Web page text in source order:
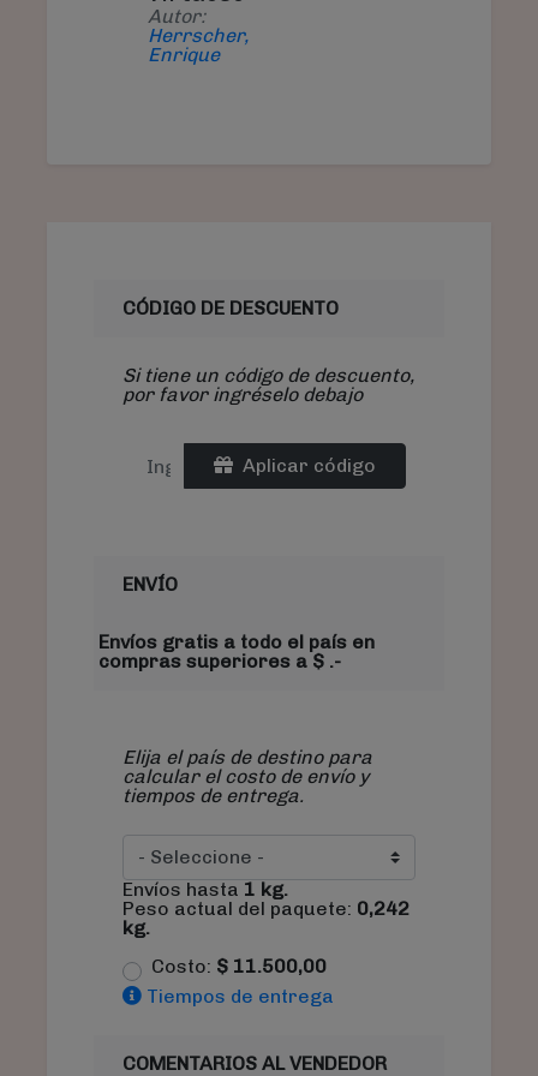
Autor:
Herrscher,
Enrique
CÓDIGO DE DESCUENTO
Si tiene un código de descuento,
por favor ingréselo debajo
Aplicar código
ENVÍO
Envíos gratis a todo el país en
compras superiores a $ .-
Elija el país de destino para
calcular el costo de envío y
tiempos de entrega.
Envíos hasta 1 kg.
Peso actual del paquete: 0,242
kg.
Costo: $ 11.500,00
Tiempos de entrega
COMENTARIOS AL VENDEDOR